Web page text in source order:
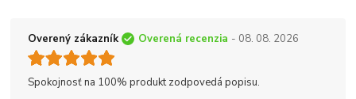
Overený zákazník Overená recenzia - 08. 08. 2026
Spokojnosť na 100% produkt zodpovedá popisu.